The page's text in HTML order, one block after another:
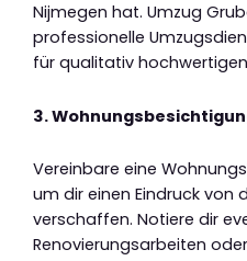
Nijmegen hat. Umzug
professionelle
für qualitativ hochwertigen
3.
Vereinbare eine
um dir einen Eindruck von
verschaffen. Notiere dir
Renovierungsarbeiten